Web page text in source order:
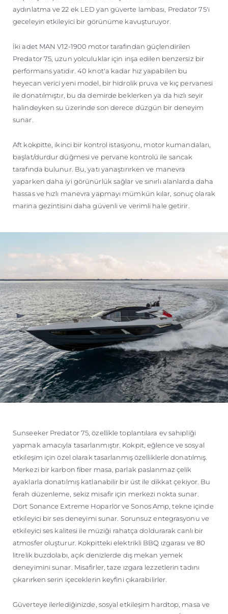
aydınlatma ve 22 ek LED yan güverte lambası, Predator 75'i
geceleyin etkileyici bir görünüme kavuşturuyor.
İki adet MAN V12-1900 motor tarafından güçlendirilen
Predator 75, uzun yolculuklar için inşa edilen benzersiz bir
performans yatıdır. 40 knot'a kadar hız yapabilen bu
heyecan verici yeni model, bir hidrolik pruva ve kıç pervanesi
ile donatılmıştır, bu da demirde beklerken ya da hızlı seyir
halindeyken su üzerinde son derece düzgün bir deneyim
sunar.
Aft kokpitte, ikinci bir kontrol istasyonu, motor kumandaları,
başlat/durdur düğmesi ve pervane kontrolü ile sancak
tarafında bulunur. Bu, yatı yanaştırırken ve manevra
yaparken daha iyi görünürlük sağlar ve sınırlı alanlarda daha
hassas ve hızlı manevra yapmayı mümkün kılar, sonuç olarak
marina gezintisini daha güvenli ve verimli hale getirir.
Sunseeker Predator 75, özellikle toplantılara ev sahipliği
yapmak amacıyla tasarlanmıştır. Kokpit, eğlence ve sosyal
etkileşim için özel olarak tasarlanmış özelliklerle donatılmış.
Merkezi bir karbon fiber masa, parlak paslanmaz çelik
ayaklarla donatılmış katlanabilir bir üst ile dikkat çekiyor. Bu
ferah düzenleme, sekiz misafir için merkezi nokta sunar.
Dört Sonance Extreme Hoparlör ve Sonos Amp, tekne içinde
etkileyici bir ses deneyimi sunar. Sorunsuz entegrasyonu ve
etkileyici ses kalitesi ile müziği rahatça doldurarak canlı bir
atmosfer oluşturur. Kokpitteki elektrikli BBQ ızgarası ve 80
litrelik buzdolabı, açık denizlerde dış mekan yemek
deneyimini sunar. Misafirler, taze ızgara lezzetlerin tadını
çıkarırken serin içeceklerin keyfini çıkarabilirler.
Güverteye ilerlediğinizde, sosyal etkileşim hardtop, masa ve